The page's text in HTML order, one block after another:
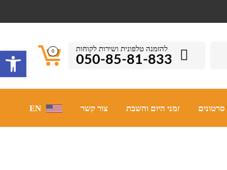
להזמנה טלפונית ושירות לקוחות
050-85-81-833
0
סרטונים זמני היום והשבת צור קשר EN
פתח